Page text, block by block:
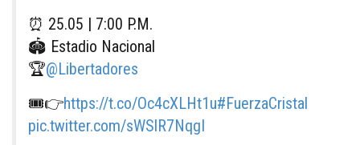
⏰ 25.05 | 7:00 P.M.
🏟️ Estadio Nacional
🏆@Libertadores
🎟️👉https://t.co/Oc4cXLHt1u#FuerzaCristal
pic.twitter.com/sWSlR7NqgI